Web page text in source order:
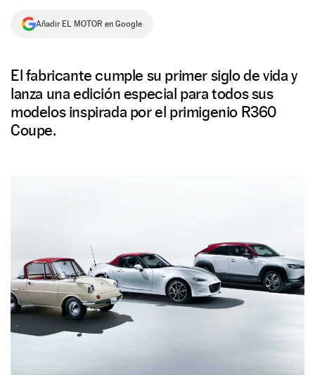
NEWSLETTER
Añadir EL MOTOR en Google
El fabricante cumple su primer siglo de vida y
lanza una edición especial para todos sus
modelos inspirada por el primigenio R360
Coupe.